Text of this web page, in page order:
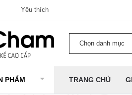
Yêu thích
Chọn danh mục
PHẨM TRANG CHỦ